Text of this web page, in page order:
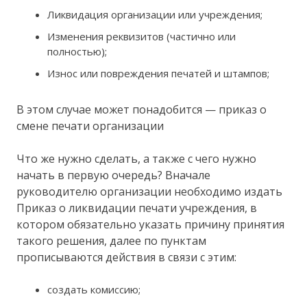
Ликвидация организации или учреждения;
Изменения реквизитов (частично или
полностью);
Износ или повреждения печатей и штампов;
В этом случае может понадобится — приказ о
смене печати организации
Что же нужно сделать, а также с чего нужно
начать в первую очередь? Вначале
руководителю организации необходимо издать
Приказ о ликвидации печати учреждения, в
котором обязательно указать причину принятия
такого решения, далее по пунктам
прописываются действия в связи с этим:
создать комиссию;